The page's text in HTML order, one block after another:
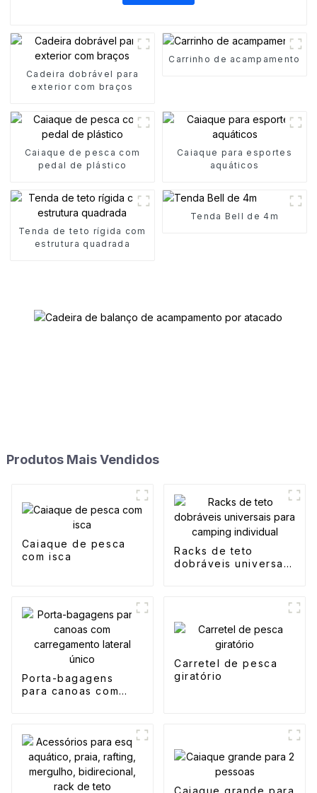
Cadeira dobrável para
exterior com braços
Carrinho de acampamento
Caiaque de pesca com
pedal de plástico
Caiaque para esportes
aquáticos
Tenda de teto rígida com
estrutura quadrada
Tenda Bell de 4m
Produtos Mais Vendidos
Caiaque de pesca
com isca
Racks de teto
dobráveis ​​universais
Porta-bagagens
para canoas com
Carretel de pesca
giratório
Caiaque grande para